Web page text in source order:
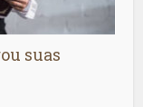
suas